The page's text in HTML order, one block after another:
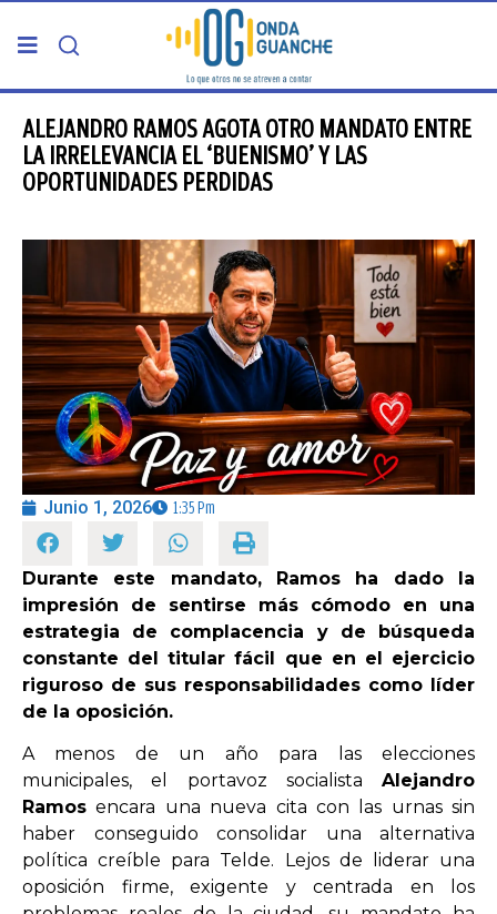
PORTADA
TELDE
GRAN CANARIA
CANARIAS
5ª COLUMNA
CARTAS DEL DIRECTOR
ENTREVISTAS
OPINIÓN
PROGRAMAS
ALEJANDRO RAMOS AGOTA OTRO MANDATO ENTRE
LA IRRELEVANCIA EL ‘BUENISMO’ Y LAS
OPORTUNIDADES PERDIDAS
Junio 1, 2026 1:35 Pm
Durante este mandato, Ramos ha dado la
impresión de sentirse más cómodo en una
estrategia de complacencia y de búsqueda
constante del titular fácil que en el ejercicio
riguroso de sus responsabilidades como líder
de la oposición.
A menos de un año para las elecciones
municipales, el portavoz socialista Alejandro
Ramos encara una nueva cita con las urnas sin
haber conseguido consolidar una alternativa
política creíble para Telde. Lejos de liderar una
oposición firme, exigente y centrada en los